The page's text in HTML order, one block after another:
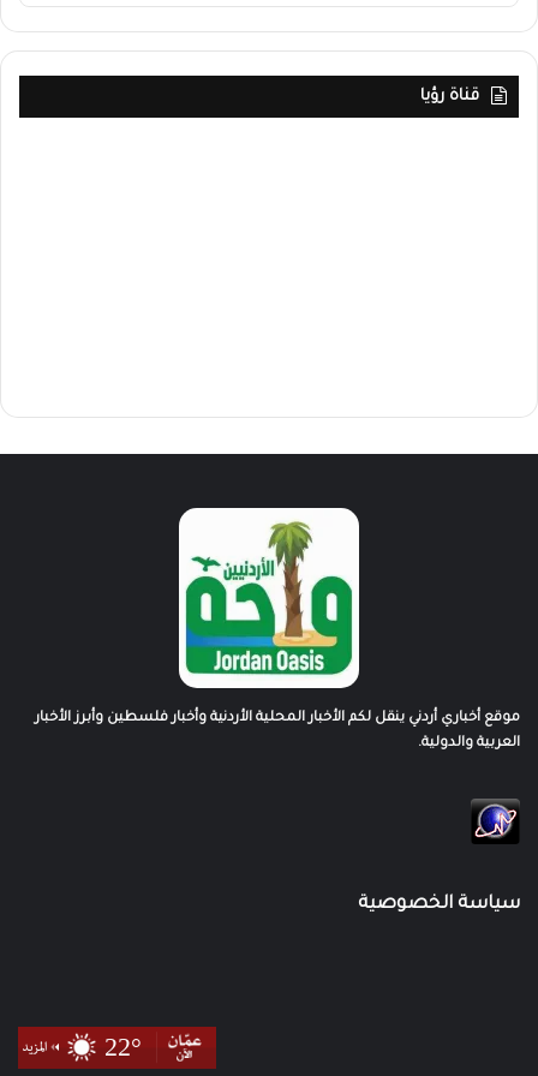
قناة رؤيا
موقع أخباري أردني ينقل لكم الأخبار المحلية الأردنية وأخبار فلسطين وأبرز الأخبار
العربية والدولية.
سياسة الخصوصية